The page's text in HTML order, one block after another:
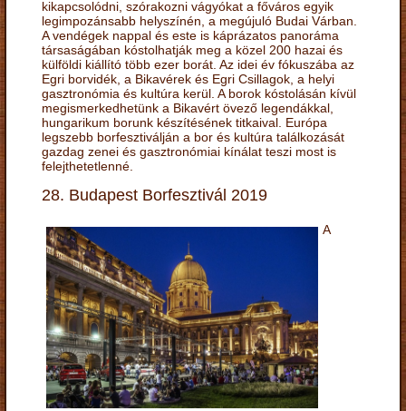
kikapcsolódni, szórakozni vágyókat a főváros egyik
legimpozánsabb helyszínén, a megújuló Budai Várban.
A vendégek nappal és este is káprázatos panoráma
társaságában kóstolhatják meg a közel 200 hazai és
külföldi kiállító több ezer borát. Az idei év fókuszába az
Egri borvidék, a Bikavérek és Egri Csillagok, a helyi
gasztronómia és kultúra kerül. A borok kóstolásán kívül
megismerkedhetünk a Bikavért övező legendákkal,
hungarikum borunk készítésének titkaival. Európa
legszebb borfesztiválján a bor és kultúra találkozását
gazdag zenei és gasztronómiai kínálat teszi most is
felejthetetlenné.
28. Budapest Borfesztivál 2019
A